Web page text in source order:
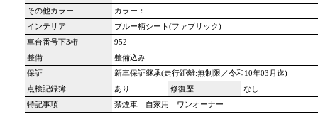
その他カラー
カラー：
インテリア
ブルー柄シート(ファブリック)
車台番号下3桁
952
整備
整備込み
保証
新車保証継承(走行距離:無制限／令和10年03月迄)
点検記録簿
あり 修復歴
なし
特記事項
禁煙車 自家用 ワンオーナー